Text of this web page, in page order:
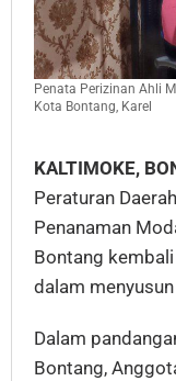
Penata Perizinan Ahli
Kota Bontang, Karel
KALTIMOKE,
Peraturan
Penanaman
Bontang
dalam
Dalam
Bontang,